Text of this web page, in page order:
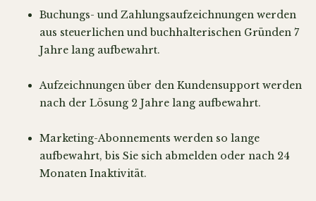
Buchungs- und Zahlungsaufzeichnungen werden
aus steuerlichen und buchhalterischen Gründen 7
Jahre lang aufbewahrt.
Aufzeichnungen über den Kundensupport werden
nach der Lösung 2 Jahre lang aufbewahrt.
Marketing-Abonnements werden so lange
aufbewahrt, bis Sie sich abmelden oder nach 24
Monaten Inaktivität.